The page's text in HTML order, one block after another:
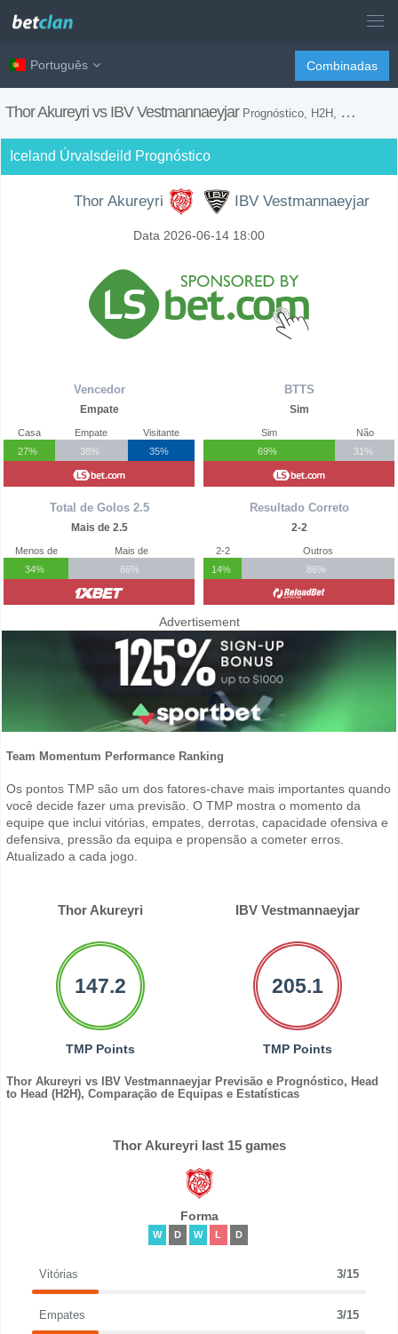
Português Combinadas
Thor Akureyri vs IBV Vestmannaeyjar Prognóstico, H2H, Dicas de Apostas e Previsão do Jogo
Iceland Úrvalsdeild Prognóstico
Thor Akureyri IBV Vestmannaeyjar
Data 2026-06-14 18:00
Vencedor
Empate
Casa
27%
Empate
38%
Visitante
35%
Total de Golos 2.5
Mais de 2.5
Menos de
34%
Mais de
66%
BTTS
Sim
Sim
69%
Não
31%
Resultado Correto
2-2
2-2
14%
Outros
86%
Advertisement
Team Momentum Performance Ranking
Os pontos TMP são um dos fatores-chave mais importantes quando
você decide fazer uma previsão. O TMP mostra o momento da
equipe que inclui vitórias, empates, derrotas, capacidade ofensiva e
defensiva, pressão da equipa e propensão a cometer erros.
Atualizado a cada jogo.
Thor Akureyri IBV Vestmannaeyjar
147.2
TMP Points
205.1
TMP Points
Thor Akureyri vs IBV Vestmannaeyjar Previsão e Prognóstico, Head
to Head (H2H), Comparação de Equipas e Estatísticas
Thor Akureyri last 15 games
Forma
W D W L D
Vitórias 3/15
Empates 3/15